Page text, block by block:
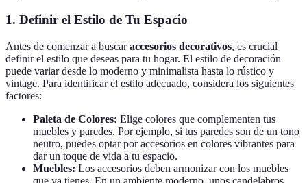
1. Definir el Estilo de Tu Espacio
Antes de comenzar a buscaraccesorios decorativos, es crucial
definir el estilo que deseas para tu hogar. El estilo de decoración
puede variar desde lo moderno y minimalista hasta lo rústico y
vintage. Para identificar el estilo adecuado, considera los siguientes
factores:
Paleta de Colores: Elige colores que complementen tus
muebles y paredes. Por ejemplo, si tus paredes son de un tono
neutro, puedes optar por accesorios en colores vibrantes para
dar un toque de vida a tu espacio.
Muebles: Los accesorios deben armonizar con los muebles
que ya tienes. En un ambiente moderno, unos candelabros